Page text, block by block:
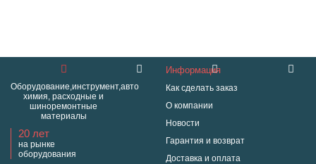
Оборудование,инструмент,авто
химия, расходные и
шиноремонтные
материалы
20 лет
на рынке
оборудования
Информация
Как сделать заказ
О компании
Новости
Гарантия и возврат
Доставка и оплата